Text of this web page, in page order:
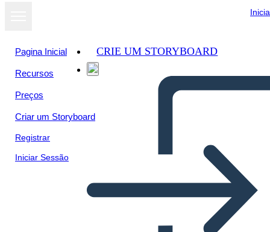
Pagina Inicial
Recursos
Preços
Criar um Storyboard
Registrar
Iniciar Sessão
CRIE UM STORYBOARD
Ver como
apresentação